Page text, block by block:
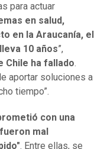
para actuar
en salud,
en la Araucanía, el
10 años”,
Chile ha fallado.
aportar soluciones a
tiempo”.
con una
mal
. Entre ellas, se